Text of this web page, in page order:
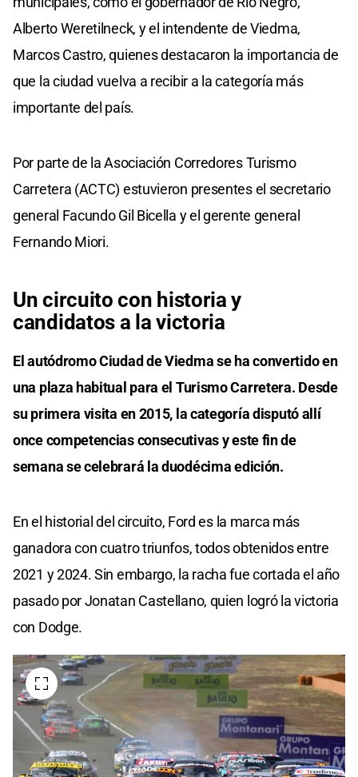
Alberto Weretilneck, y el intendente de Viedma,
Marcos Castro, quienes destacaron la importancia de
que la ciudad vuelva a recibir a la categoría más
importante del país.
Por parte de la Asociación Corredores Turismo
Carretera (ACTC) estuvieron presentes el secretario
general Facundo Gil Bicella y el gerente general
Fernando Miori.
Un circuito con historia y
candidatos a la victoria
El autódromo Ciudad de Viedma se ha convertido en
una plaza habitual para el Turismo Carretera. Desde
su primera visita en 2015, la categoría disputó allí
once competencias consecutivas y este fin de
semana se celebrará la duodécima edición.
En el historial del circuito, Ford es la marca más
ganadora con cuatro triunfos, todos obtenidos entre
2021 y 2024. Sin embargo, la racha fue cortada el año
pasado por Jonatan Castellano, quien logró la victoria
con Dodge.